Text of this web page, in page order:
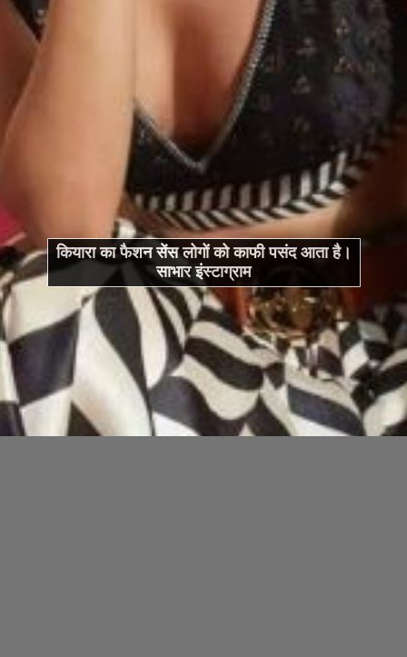
कियारा का फैशन सेंस लोगों को काफी पसंद आता है।
साभार इंस्टाग्राम